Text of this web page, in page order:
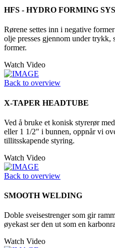
HFS - HYDRO FORMING
Rørene settes inn i negative
olje presses gjennom under trykk,
former.
Watch Video
Back to overview
X-TAPER HEADTUBE
Ved å bruke et konisk styrerør
eller 1 1/2" i bunnen, oppnår vi
tillitsskapende styring.
Watch Video
Back to overview
SMOOTH WELDING
Doble sveisestrenger som gir
øyekast ser den ut som en
Watch Video